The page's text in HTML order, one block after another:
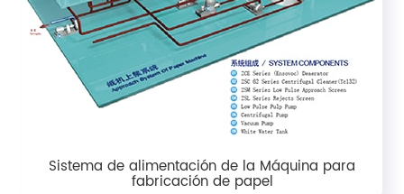
Sistema de alimentación de la Máquina para
fabricación de papel